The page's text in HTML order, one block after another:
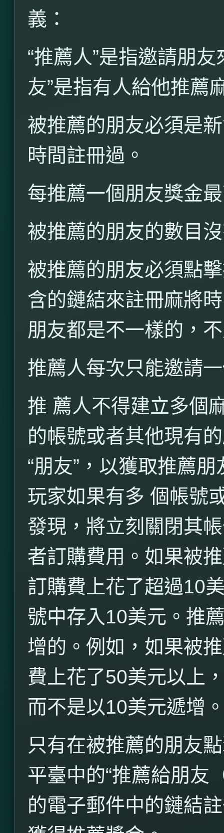
義：
“推薦人”是指邀請朋
友”是指有人給他推薦
被推薦的朋友必須是
時間註冊過。
每推薦一個朋友獎金
被推薦的朋友的數目
被推薦的朋友必須點
含的鏈結來註冊麻將
朋友都是不一樣的，
推薦人每次只能邀請
推 薦人不得建立多個
的帳號或者其他現有
“朋友”，以獲取推薦
玩家如果有多 個帳號
發現，將立刻關閉其
者訂購費用。如果被
訂購費上花了超過10
號中存入10美元。推
增的。例如，如果被
費上花了50美元以上
而不是以10美元遞增
只有在被推薦的朋友
平臺中的“推薦給朋友
的電子郵件中的鏈結